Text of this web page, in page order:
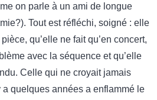
on parle à un ami de longue
Tout est réfléchi, soigné : elle
qu’elle ne fait qu’en concert,
avec la séquence et qu’elle
Celle qui ne croyait jamais
quelques années a enflammé le